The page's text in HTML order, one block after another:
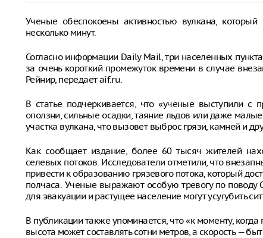
Ученые обеспокоены активностью вулкана,
несколько минут.
Согласно информации Daily Mail, три населенных
за очень короткий промежуток времени в случае
Рейнир, передает aif.ru.
В статье подчеркивается, что «ученые выступили
оползни, сильные осадки, таяние льдов или даже
участка вулкана, что вызовет выброс грязи, камней и
Как сообщает издание, более 60 тысяч жителей
селевых потоков. Исследователи отметили, что
привести к образованию грязевого потока, который
полчаса. Ученые выражают особую тревогу по поводу
для эвакуации и растущее население могут усугубить
В публикации также упоминается, что «к моменту, когда
высота может составлять сотни метров, а скорость —